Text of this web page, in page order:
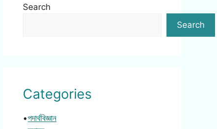
Search
Search
Categories
•পদার্থবিজ্ঞান